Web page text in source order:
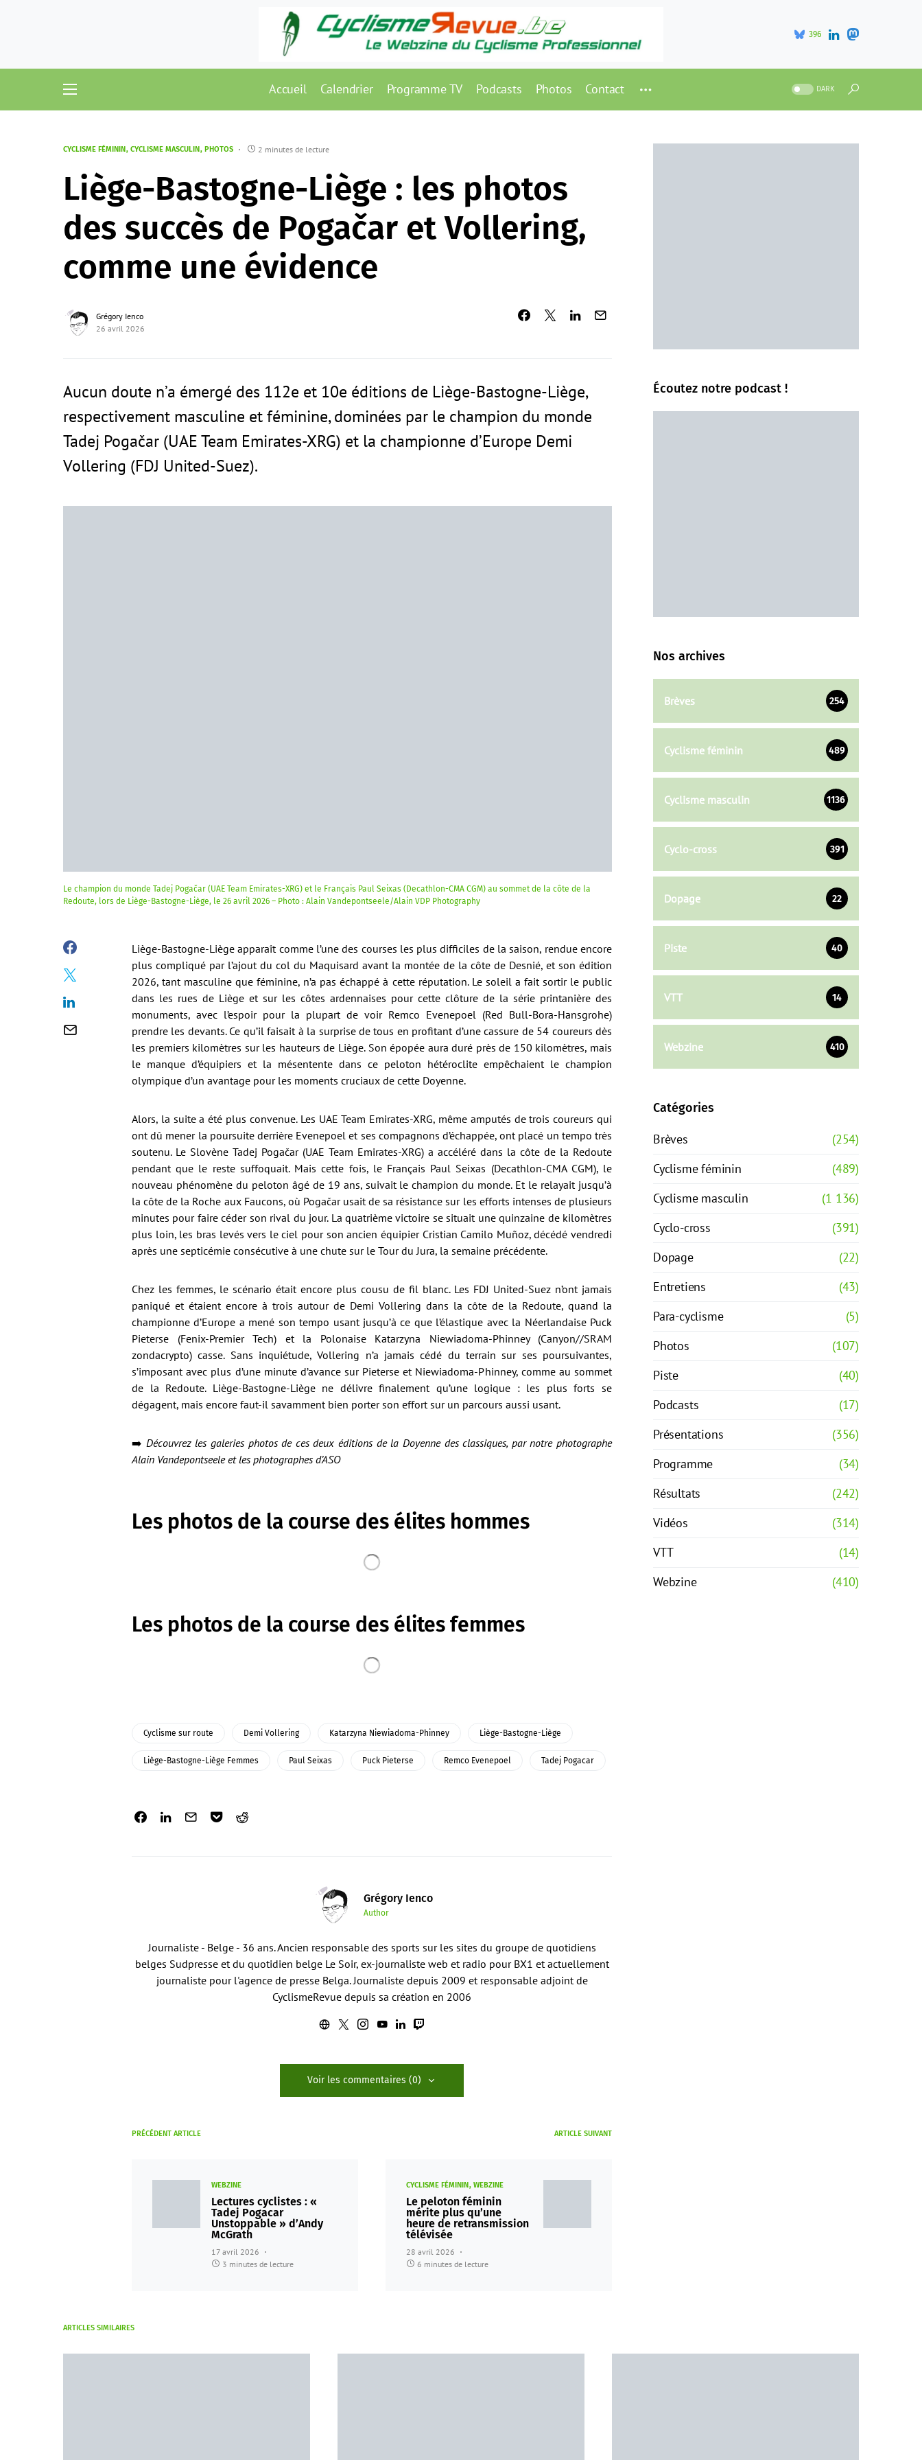
396
Accueil Calendrier Programme TV Podcasts Photos Contact DARK
CYCLISME FÉMININ CYCLISME MASCULIN PHOTOS 2 minutes de lecture
Liège-Bastogne-Liège : les photos
des succès de Pogačar et Vollering,
comme une évidence
Grégory Ienco
26 avril 2026
Aucun doute n’a émergé des 112e et 10e éditions de Liège-Bastogne-Liège,
respectivement masculine et féminine, dominées par le champion du monde
Tadej Pogačar (UAE Team Emirates-XRG) et la championne d’Europe Demi
Vollering (FDJ United-Suez).
Le champion du monde Tadej Pogačar (UAE Team Emirates-XRG) et le Français Paul Seixas (Decathlon-CMA CGM) au sommet de la côte de la
Redoute, lors de Liège-Bastogne-Liège, le 26 avril 2026 – Photo : Alain Vandepontseele/Alain VDP Photography
Liège-Bastogne-Liège apparaît comme l’une des courses les plus difficiles de la saison, rendue encore
plus compliqué par l’ajout du col du Maquisard avant la montée de la côte de Desnié, et son édition
2026, tant masculine que féminine, n’a pas échappé à cette réputation. Le soleil a fait sortir le public
dans les rues de Liège et sur les côtes ardennaises pour cette clôture de la série printanière des
monuments, avec l’espoir pour la plupart de voir Remco Evenepoel (Red Bull-Bora-Hansgrohe)
prendre les devants. Ce qu’il faisait à la surprise de tous en profitant d’une cassure de 54 coureurs dès
les premiers kilomètres sur les hauteurs de Liège. Son épopée aura duré près de 150 kilomètres, mais
le manque d’équipiers et la mésentente dans ce peloton hétéroclite empêchaient le champion
olympique d’un avantage pour les moments cruciaux de cette Doyenne.
Alors, la suite a été plus convenue. Les UAE Team Emirates-XRG, même amputés de trois coureurs qui
ont dû mener la poursuite derrière Evenepoel et ses compagnons d’échappée, ont placé un tempo très
soutenu. Le Slovène Tadej Pogačar (UAE Team Emirates-XRG) a accéléré dans la côte de la Redoute
pendant que le reste suffoquait. Mais cette fois, le Français Paul Seixas (Decathlon-CMA CGM), le
nouveau phénomène du peloton âgé de 19 ans, suivait le champion du monde. Et le relayait jusqu’à
la côte de la Roche aux Faucons, où Pogačar usait de sa résistance sur les efforts intenses de plusieurs
minutes pour faire céder son rival du jour. La quatrième victoire se situait une quinzaine de kilomètres
plus loin, les bras levés vers le ciel pour son ancien équipier Cristian Camilo Muñoz, décédé vendredi
après une septicémie consécutive à une chute sur le Tour du Jura, la semaine précédente.
Chez les femmes, le scénario était encore plus cousu de fil blanc. Les FDJ United-Suez n’ont jamais
paniqué et étaient encore à trois autour de Demi Vollering dans la côte de la Redoute, quand la
championne d’Europe a mené son tempo usant jusqu’à ce que l’élastique avec la Néerlandaise Puck
Pieterse (Fenix-Premier Tech) et la Polonaise Katarzyna Niewiadoma-Phinney (Canyon//SRAM
zondacrypto) casse. Sans inquiétude, Vollering n’a jamais cédé du terrain sur ses poursuivantes,
s’imposant avec plus d’une minute d’avance sur Pieterse et Niewiadoma-Phinney, comme au sommet
de la Redoute. Liège-Bastogne-Liège ne délivre finalement qu’une logique : les plus forts se
dégagent, mais encore faut-il savamment bien porter son effort sur un parcours aussi usant.
➡️ Découvrez les galeries photos de ces deux éditions de la Doyenne des classiques, par notre photographe
Alain Vandepontseele et les photographes d’ASO
Les photos de la course des élites hommes
Les photos de la course des élites femmes
Cyclisme sur route Demi Vollering Katarzyna Niewiadoma-Phinney Liège-Bastogne-Liège
Liège-Bastogne-Liège Femmes Paul Seixas Puck Pieterse Remco Evenepoel Tadej Pogacar
Grégory Ienco
Author
Journaliste - Belge - 36 ans. Ancien responsable des sports sur les sites du groupe de quotidiens
belges Sudpresse et du quotidien belge Le Soir, ex-journaliste web et radio pour BX1 et actuellement
journaliste pour l'agence de presse Belga. Journaliste depuis 2009 et responsable adjoint de
CyclismeRevue depuis sa création en 2006
Voir les commentaires (0)
PRÉCÉDENT ARTICLE
WEBZINE
Lectures cyclistes : «
Tadej Pogacar
Unstoppable » d’Andy
McGrath
17 avril 2026
3 minutes de lecture
ARTICLE SUIVANT
CYCLISME FÉMININ WEBZINE
Le peloton féminin
mérite plus qu’une
heure de retransmission
télévisée
28 avril 2026
6 minutes de lecture
Écoutez notre podcast !
Nos archives
Brèves 254
Cyclisme féminin 489
Cyclisme masculin 1136
Cyclo-cross 391
Dopage 22
Piste 40
VTT 14
Webzine 410
Catégories
Brèves
(254)
Cyclisme féminin
(489)
Cyclisme masculin
(1 136)
Cyclo-cross
(391)
Dopage
(22)
Entretiens
(43)
Para-cyclisme
(5)
Photos
(107)
Piste
(40)
Podcasts
(17)
Présentations
(356)
Programme
(34)
Résultats
(242)
Vidéos
(314)
VTT
(14)
Webzine
(410)
ARTICLES SIMILAIRES